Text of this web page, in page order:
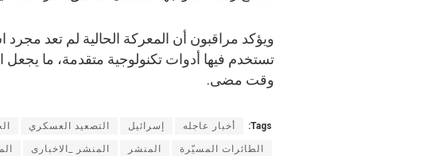
ويؤكد مراقبون أن المعركة الحالية لم تعد
تستخدم فيها أدوات تكنولوجية متقدمة، ما يجعل
وقت مضى.
Tags: أخبار عاجله إسرائيل التصعيد العسكري
الطائرات المسيّرة المنشر المنشر _الاخبارى